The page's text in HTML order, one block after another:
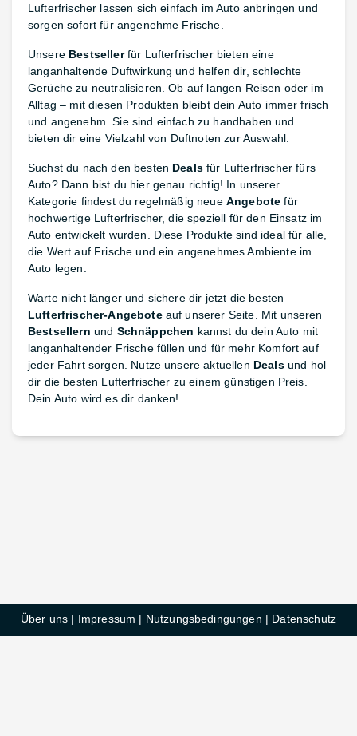
Lufterfrischer lassen sich einfach im Auto anbringen und
sorgen sofort für angenehme Frische.
Unsere Bestsellerfür Lufterfrischer bieten eine
langanhaltende Duftwirkung und helfen dir, schlechte
Gerüche zu neutralisieren. Ob auf langen Reisen oder im
Alltag – mit diesen Produkten bleibt dein Auto immer frisch
und angenehm. Sie sind einfach zu handhaben und
bieten dir eine Vielzahl von Duftnoten zur Auswahl.
Suchst du nach den besten Dealsfür Lufterfrischer fürs
Auto? Dann bist du hier genau richtig! In unserer
Kategorie findest du regelmäßig neue Angebote für
hochwertige Lufterfrischer, die speziell für den Einsatz im
Auto entwickelt wurden. Diese Produkte sind ideal für alle,
die Wert auf Frische und ein angenehmes Ambiente im
Auto legen.
Warte nicht länger und sichere dir jetzt die besten
Lufterfrischer-Angeboteauf unserer Seite. Mit unseren
Bestsellern und Schnäppchen kannst du dein Auto mit
langanhaltender Frische füllen und für mehr Komfort auf
jeder Fahrt sorgen. Nutze unsere aktuellen Dealsund hol
dir die besten Lufterfrischer zu einem günstigen Preis.
Dein Auto wird es dir danken!
Über uns | Impressum | Nutzungsbedingungen | Datenschutz